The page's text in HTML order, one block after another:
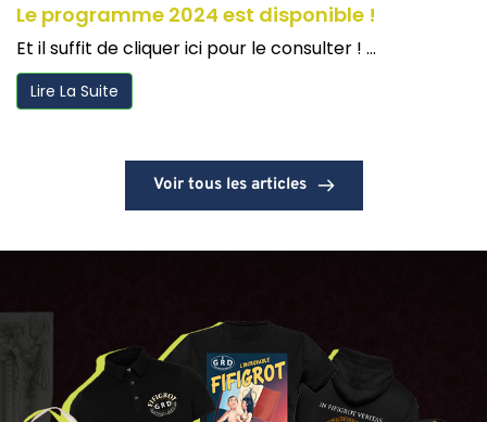
Le programme 2024 est disponible !
Et il suffit de cliquer ici pour le consulter ! ...
Lire La Suite
Voir tous les articles